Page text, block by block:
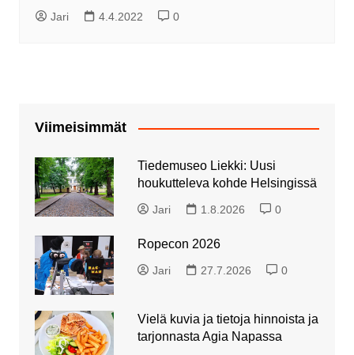
Jari 4.4.2022 0
Viimeisimmät
Tiedemuseo Liekki: Uusi
houkutteleva kohde Helsingissä
Jari 1.8.2026 0
Ropecon 2026
Jari 27.7.2026 0
Vielä kuvia ja tietoja hinnoista ja
tarjonnasta Agia Napassa